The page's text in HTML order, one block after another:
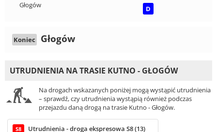
Głogów
D
Koniec Głogów
UTRUDNIENIA NA TRASIE KUTNO - GŁOGÓW
Na drogach wskazanych poniżej mogą wystąpić utrudnienia
– sprawdź, czy utrudnienia wystąpią również podczas
przejazdu daną drogą na trasie Kutno - Głogów.
S8 Utrudnienia - droga ekspresowa S8 (13)